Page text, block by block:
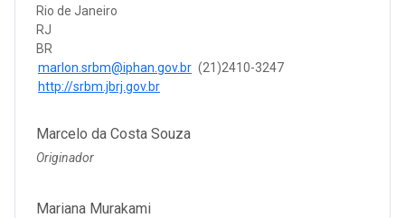
Rio de Janeiro
RJ
BR
marlon.srbm@iphan.gov.br (21)2410-3247
http://srbm.jbrj.gov.br
Marcelo da Costa Souza
Originador
Mariana Murakami